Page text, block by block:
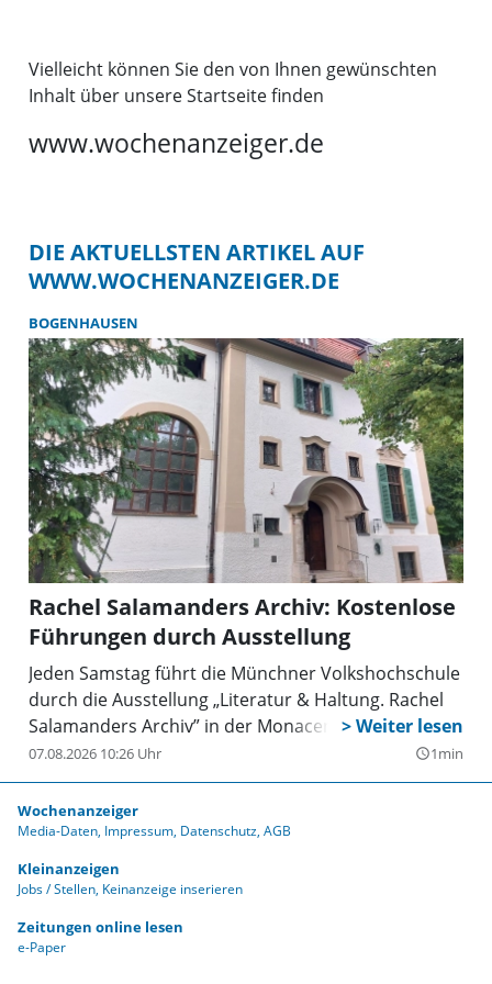
Vielleicht können Sie den von Ihnen gewünschten
Inhalt über unsere Startseite finden
www.wochenanzeiger.de
DIE AKTUELLSTEN ARTIKEL AUF
WWW.WOCHENANZEIGER.DE
BOGENHAUSEN
Rachel Salamanders Archiv: Kostenlose
Führungen durch Ausstellung
Jeden Samstag führt die Münchner Volkshochschule
durch die Ausstellung „Literatur & Haltung. Rachel
Salamanders Archiv” in der Monacensia.
07.08.2026 10:26 Uhr query_builder1min
Wochenanzeiger
Media-Daten Impressum Datenschutz AGB
Kleinanzeigen
Jobs / Stellen Keinanzeige inserieren
Zeitungen online lesen
e-Paper